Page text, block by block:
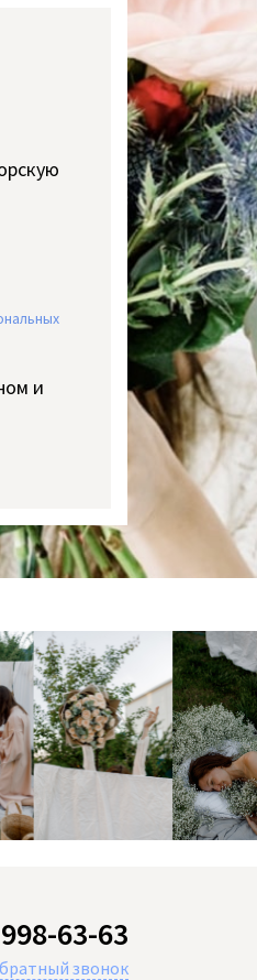
и
63-63
звонок